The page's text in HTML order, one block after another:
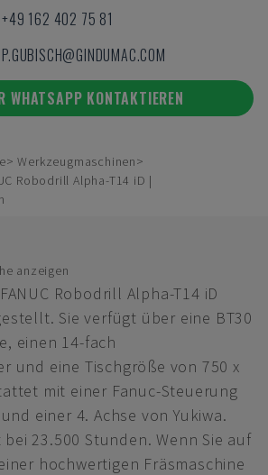
+49 162 402 75 81
P.GUBISCH@GINDUMAC.COM
WHATSAPP KONTAKTIEREN
Werkzeugmaschinen
Robodrill Alpha-T14 iD |
anzeigen
Robodrill Alpha-T14 iD
Sie verfügt über eine BT30
einen 14-fach
und eine Tischgröße von 750 x
mit einer Fanuc-Steuerung
einer 4. Achse von Yukiwa.
23.500 Stunden. Wenn Sie auf
hochwertigen Fräsmaschine